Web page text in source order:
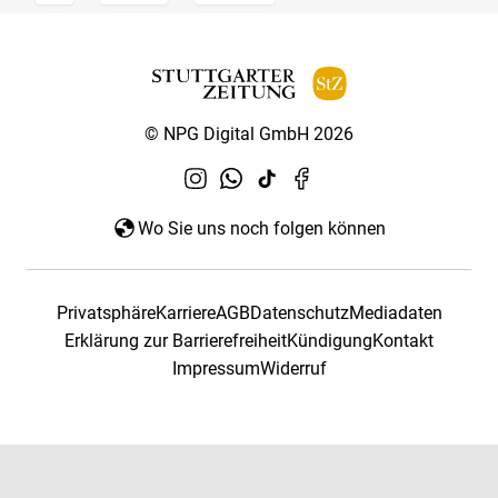
© NPG Digital GmbH 2026
Wo Sie uns noch folgen können
PrivatsphäreKarriereAGBDatenschutzMediadaten
Erklärung zur BarrierefreiheitKündigungKontakt
ImpressumWiderruf